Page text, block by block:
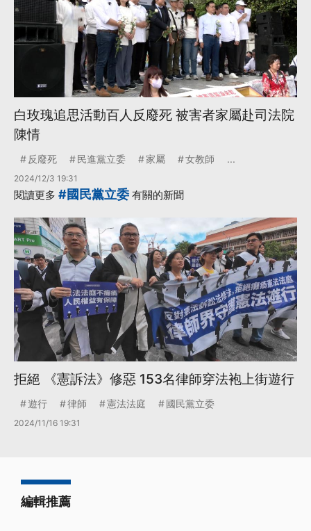
白玫瑰追思活動百人反廢死 被害者家屬赴司法院
陳情
反廢死 民進黨立委 家屬 女教師 ...
2024/12/3 19:31
閱讀更多 #國民黨立委 有關的新聞
拒絕 《憲訴法》修惡 153名律師穿法袍上街遊行
遊行 律師 憲法法庭 國民黨立委
2024/11/16 19:31
編輯推薦